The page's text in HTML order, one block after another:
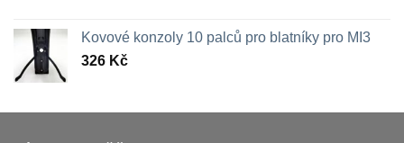
Kovové konzoly 10 palců pro blatníky pro MI3
326 Kč